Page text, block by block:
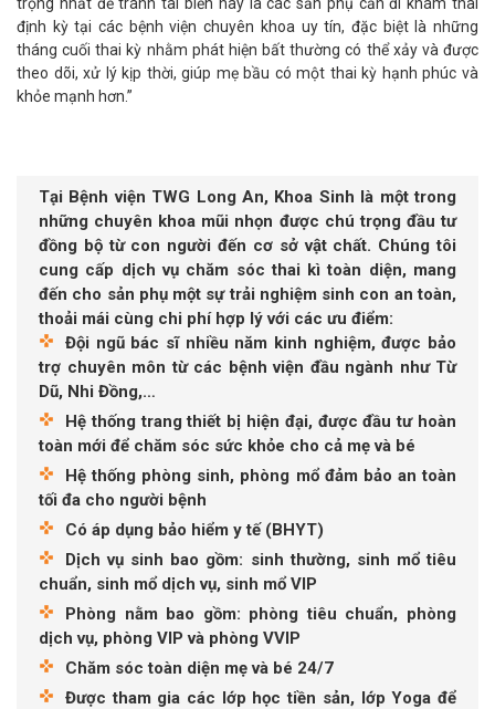
định kỳ tại các bệnh viện chuyên khoa uy tín, đặc biệt là những
tháng cuối thai kỳ nhằm phát hiện bất thường có thể xảy và được
theo dõi, xử lý kịp thời, giúp mẹ bầu có một thai kỳ hạnh phúc và
khỏe mạnh hơn.”
Tại Bệnh viện TWG Long An, Khoa Sinh là một trong
những chuyên khoa mũi nhọn được chú trọng đầu tư
đồng bộ từ con người đến cơ sở vật chất. Chúng tôi
cung cấp dịch vụ chăm sóc thai kì toàn diện, mang
đến cho sản phụ một sự trải nghiệm sinh con an toàn,
thoải mái cùng chi phí hợp lý với các ưu điểm:
Đội ngũ bác sĩ nhiều năm kinh nghiệm, được bảo
trợ chuyên môn từ các bệnh viện đầu ngành như Từ
Dũ, Nhi Đồng,…
Hệ thống trang thiết bị hiện đại, được đầu tư hoàn
toàn mới để chăm sóc sức khỏe cho cả mẹ và bé
Hệ thống phòng sinh, phòng mổ đảm bảo an toàn
tối đa cho người bệnh
Có áp dụng bảo hiểm y tế (BHYT)
Dịch vụ sinh bao gồm: sinh thường, sinh mổ tiêu
chuẩn, sinh mổ dịch vụ, sinh mổ VIP
Phòng nằm bao gồm: phòng tiêu chuẩn, phòng
dịch vụ, phòng VIP và phòng VVIP
Chăm sóc toàn diện mẹ và bé 24/7
Được tham gia các lớp học tiền sản, lớp Yoga để